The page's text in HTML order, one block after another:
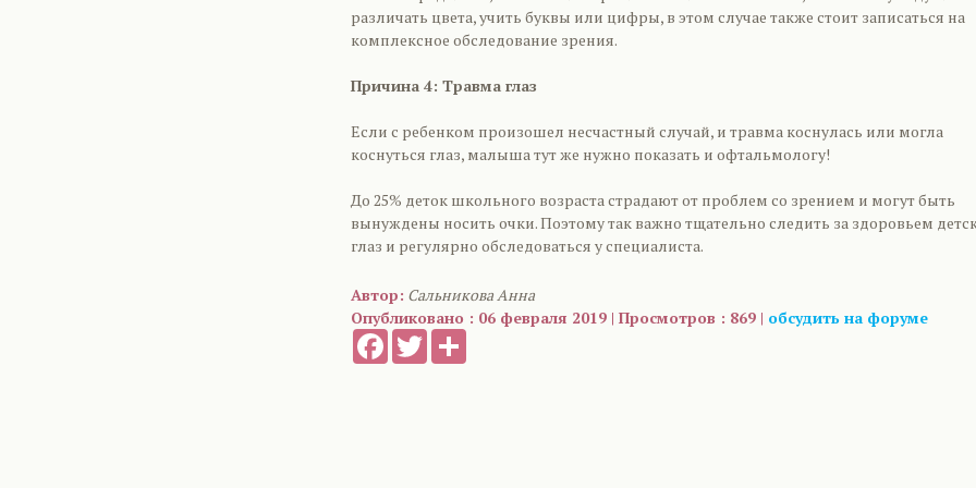
различать цвета, учить буквы или цифры, в этом случае также стоит записаться на
комплексное обследование зрения.
Причина 4: Травма глаз
Если с ребенком произошел несчастный случай, и травма коснулась или могла
коснуться глаз, малыша тут же нужно показать и офтальмологу!
До 25% деток школьного возраста страдают от проблем со зрением и могут быть
вынуждены носить очки. Поэтому так важно тщательно следить за здоровьем
глаз и регулярно обследоваться у специалиста.
Автор: Сальникова Анна
Опубликовано : 06 февраля 2019 | Просмотров : 869 | обсудить на форуме
FacebookTwitter